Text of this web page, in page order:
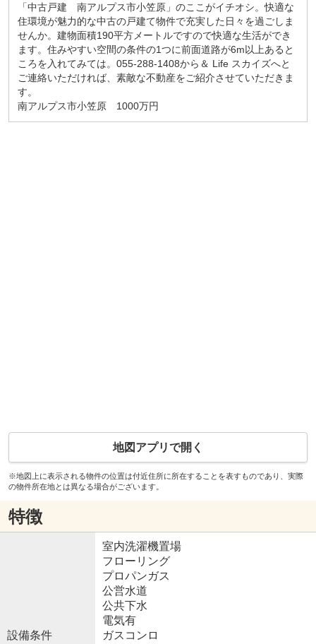
「中古戸建 南アルプス市小笠原」のここがイチオシ。快適な
住環境が魅力的な中古の戸建て物件で充実した日々を過ごしま
せんか。建物面積190平方メートルですので快適な生活ができ
ます。住みやすい空間の条件の1つに前面道路が6m以上あると
ころを入れてみては。055-288-1408から＆ Life スカイズへと
ご連絡いただければ、素敵な不動産をご紹介させていただきま
す。
南アルプス市小笠原 1000万円
地図アプリで開く
※地図上に表示される物件の位置は付近住所に所在することを表すものであり、実際
の物件所在地とは異なる場合がございます。
特徴
設備条件
室内洗濯機置場
フローリング
プロパンガス
公営水道
公共下水
電気有
ガスコンロ